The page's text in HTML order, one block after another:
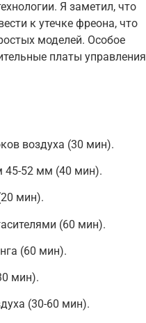
Я заметил, что
к утечке фреона, что
моделей. Особое
платы управления
воздуха (30 мин).
45-52 мм (40 мин).
мин).
(60 мин).
(60 мин).
мин).
(30-60 мин).